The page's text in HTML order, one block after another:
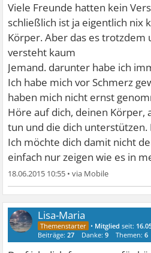
Viele Freunde hatten kein
schließlich ist ja eigentlich nix
Körper. Aber das es trotzdem
versteht kaum
Jemand. darunter habe ich
Ich habe mich vor Schmerz
haben mich nicht ernst
Höre auf dich, deinen Körper,
tun und die dich unterstützen.
Ich möchte dich damit nicht
einfach nur zeigen wie es in
18.06.2015 10:55 •
Lisa-Maria
• Mitglied seit:
Beiträge:27 Danke:9 Themen:6